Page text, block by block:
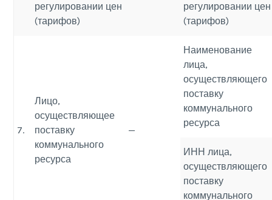
регулировании цен
(тарифов)
регулировании цен
(тарифов)
7.
Лицо,
осуществляющее
поставку
коммунального
ресурса
—
Наименование
лица,
осуществляющего
поставку
коммунального
ресурса
ИНН лица,
осуществляющего
поставку
коммунального